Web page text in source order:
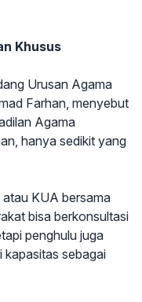
Khusus
Urusan Agama
Farhan, menyebut
Agama
hanya sedikit yang
atau KUA bersama
bisa berkonsultasi
penghulu juga
kapasitas sebagai